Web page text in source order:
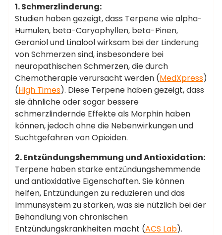
1. Schmerzlinderung:
Studien haben gezeigt, dass Terpene wie alpha-
Humulen, beta-Caryophyllen, beta-Pinen,
Geraniol und Linalool wirksam bei der Linderung
von Schmerzen sind, insbesondere bei
neuropathischen Schmerzen, die durch
Chemotherapie verursacht werden​ (MedXpress)​​
(High Times)​. Diese Terpene haben gezeigt, dass
sie ähnliche oder sogar bessere
schmerzlindernde Effekte als Morphin haben
können, jedoch ohne die Nebenwirkungen und
Suchtgefahren von Opioiden.
2. Entzündungshemmung und Antioxidation:
Terpene haben starke entzündungshemmende
und antioxidative Eigenschaften. Sie können
helfen, Entzündungen zu reduzieren und das
Immunsystem zu stärken, was sie nützlich bei der
Behandlung von chronischen
Entzündungskrankheiten macht​ (ACS Lab)​.